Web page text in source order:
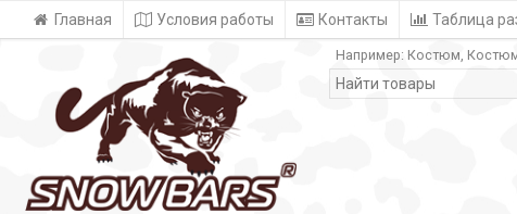
Главная Условия работы Контакты Таблица
Например: Костюм